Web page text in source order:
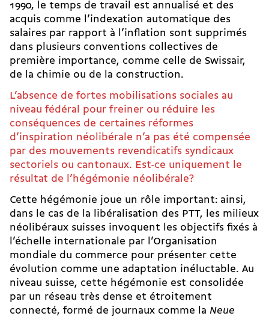
1990, le temps de travail est annualisé et des
acquis comme l’indexation automatique des
salaires par rapport à l’inflation sont supprimés
dans plusieurs conventions collectives de
première importance, comme celle de Swissair,
de la chimie ou de la construction.
L’absence de fortes mobilisations sociales au
niveau fédéral pour freiner ou réduire les
conséquences de certaines réformes
d’inspiration néolibérale n’a pas été compensée
par des mouvements revendicatifs syndicaux
sectoriels ou cantonaux. Est-ce uniquement le
résultat de l’hégémonie néolibérale?
Cette hégémonie joue un rôle important: ainsi,
dans le cas de la
libéralisation des PTT, les milieux
néolibéraux suisses invoquent les objectifs fixés à
l’échelle internationale par l’Organisation
mondiale du commerce pour présenter cette
évolution comme une adaptation inéluctable. Au
niveau suisse, cette hégémonie est consolidée
par un réseau très dense et étroitement
connecté, formé de journaux comme la Neue